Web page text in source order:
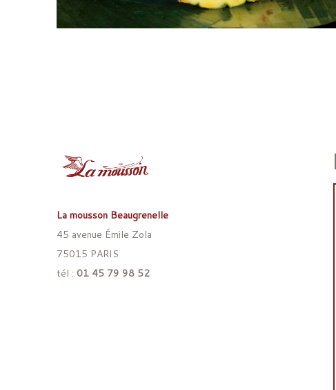
La mousson Beaugrenelle
45 avenue Émile Zola
75015 PARIS
tél : 01 45 79 98 52